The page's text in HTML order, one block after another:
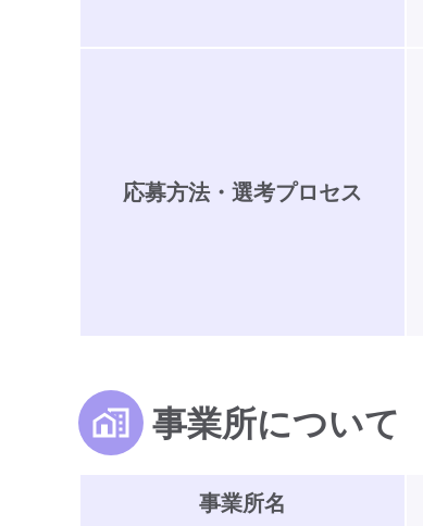
応募方法・選考プロセス
事業所について
事業所名